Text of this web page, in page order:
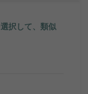
択して、類似